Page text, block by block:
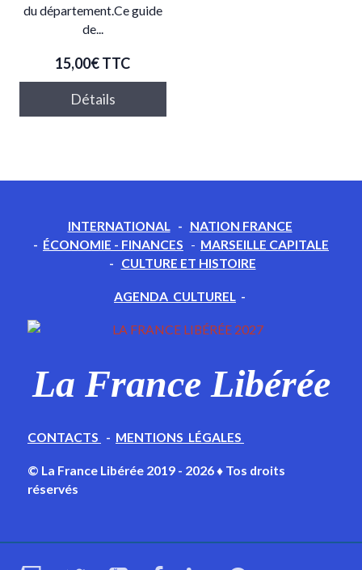
du département.Ce guide
de...
15,00€TTC
Détails
INTERNATIONAL- NATION FRANCE
- ÉCONOMIE - FINANCES - MARSEILLE CAPITALE
- CULTURE ET HISTOIRE
AGENDA CULTUREL -
La France Libérée
CONTACTS - MENTIONS LÉGALES
© La France Libérée 2019 - 2026 ♦ Tos droits
réservés